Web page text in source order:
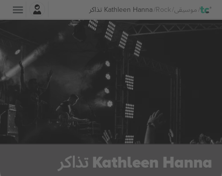
موسيقى Rock Kathleen Hanna تذاكرتسجيل الدخول
Kathleen Hanna تذاكر